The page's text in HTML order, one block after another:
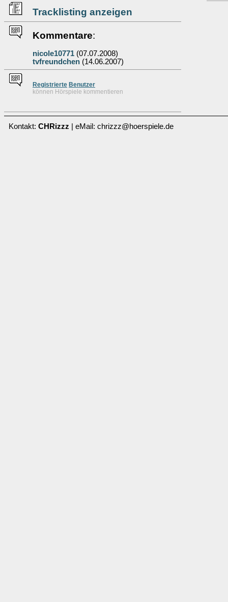
Tracklisting anzeigen
Kommentare:
nicole10771 (07.07.2008)
tvfreundchen (14.06.2007)
Registrierte Benutzer
können Hörspiele kommentieren
Kontakt: CHRizzz | eMail: chrizzz@hoerspiele.de